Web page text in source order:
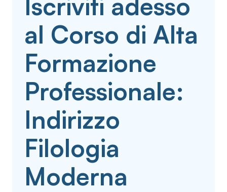
Iscriviti adesso
al Corso di Alta
Formazione
Professionale:
Indirizzo
Filologia
Moderna